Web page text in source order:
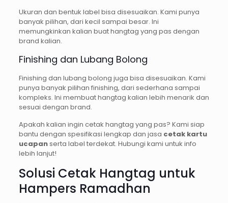
Ukuran dan bentuk label bisa disesuaikan. Kami punya
banyak pilihan, dari kecil sampai besar. Ini
memungkinkan kalian buat hangtag yang pas dengan
brand kalian.
Finishing dan Lubang Bolong
Finishing dan lubang bolong juga bisa disesuaikan. Kami
punya banyak pilihan finishing, dari sederhana sampai
kompleks. Ini membuat hangtag kalian lebih menarik dan
sesuai dengan brand.
Apakah kalian ingin cetak hangtag yang pas? Kami siap
bantu dengan spesifikasi lengkap dan jasa cetak kartu
ucapanserta label terdekat. Hubungi kami untuk info
lebih lanjut!
Solusi Cetak Hangtag untuk
Hampers Ramadhan